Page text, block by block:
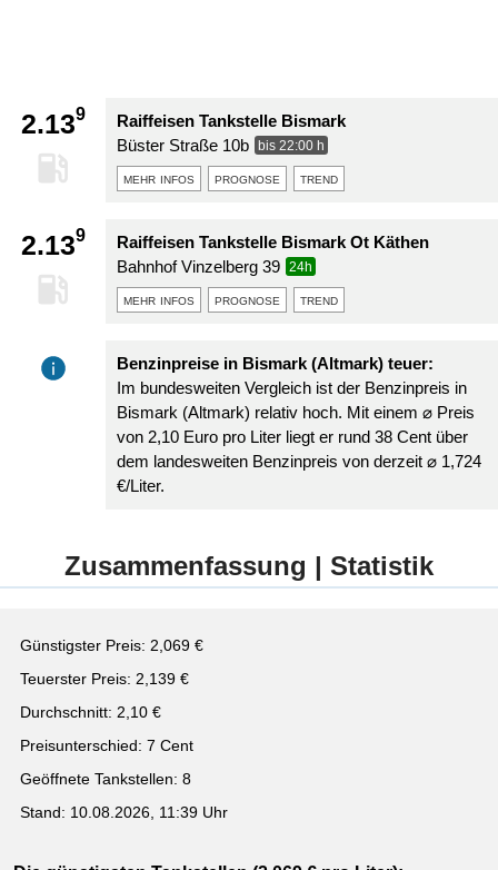
2.139
Raiffeisen Tankstelle Bismark
Büster Straße 10b
bis 22:00 h
mehr infos prognose trend
2.139
Raiffeisen Tankstelle Bismark Ot Käthen
Bahnhof Vinzelberg 39
24h
mehr infos prognose trend
Benzinpreise in Bismark (Altmark) teuer:
Im bundesweiten Vergleich ist der Benzinpreis in
Bismark (Altmark) relativ hoch. Mit einem ⌀ Preis
von 2,10 Euro pro Liter liegt er rund 38 Cent über
dem landesweiten Benzinpreis von derzeit ⌀ 1,724
€/Liter.
Zusammenfassung | Statistik
Günstigster Preis: 2,069 €
Teuerster Preis: 2,139 €
Durchschnitt: 2,10 €
Preisunterschied: 7 Cent
Geöffnete Tankstellen: 8
Stand: 10.08.2026, 11:39 Uhr